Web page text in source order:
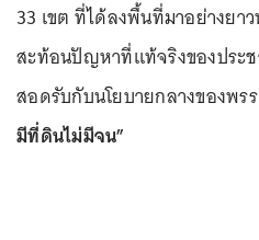
33 เขต ที่ได้ลงพื้นที่มาอย่างยา
สะท้อนปัญหาที่แท้จริงของประ
สอดรับกับนโยบายกลางของพร
มีที่ดินไม่มีจน”